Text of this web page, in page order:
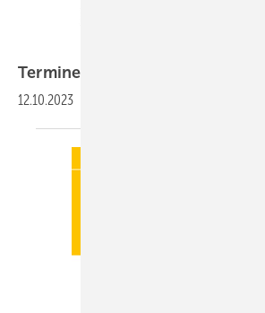
Termine
12.10.2023